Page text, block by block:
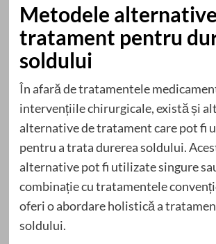
Metodele
tratament pentru
soldului
În afară de tratamentele
intervențiile chirurgicale, există și
alternative de tratament care pot fi
pentru a trata durerea soldului.
alternative pot fi utilizate singure
combinație cu tratamentele
oferi o abordare holistică a
soldului.